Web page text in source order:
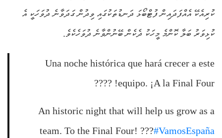
ކުރިއެކޭ އެއްފަދައިން ފުޓްބޯޅަ ދަނޑުތަކުގައި ވިދުން ގަދަވާނެ ދުވަހަކީ އެ
ކުޅިވަރު ބަލާ ކޮންމެ މީހަކު ދެކެން ބޭނުންވާނެ ދުވަހެކެވެ.
Una noche histórica que hará crecer a este
equipo. ¡A la Final Four! ????
An historic night that will help us grow as a
team. To the Final Four! ???#VamosEspaña